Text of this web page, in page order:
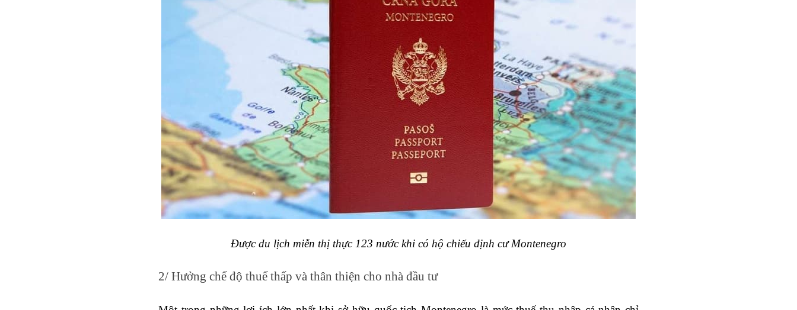
Được du lịch miễn thị thực 123 nước khi có hộ chiếu định cư Montenegro
2/ Hưởng chế độ thuế thấp và thân thiện cho nhà đầu tư